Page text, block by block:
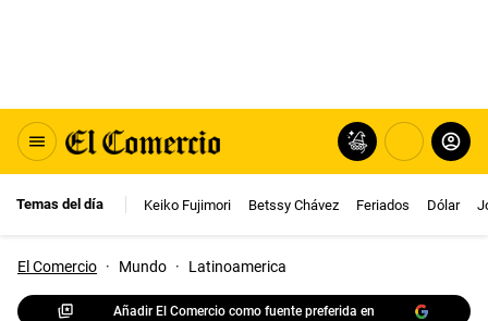
Temas del día Keiko Fujimori Betssy Chávez Feriados Dólar
El Comercio · Mundo · Latinoamerica
Añadir El Comercio como fuente preferida en